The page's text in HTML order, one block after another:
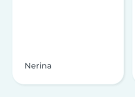
Nerina